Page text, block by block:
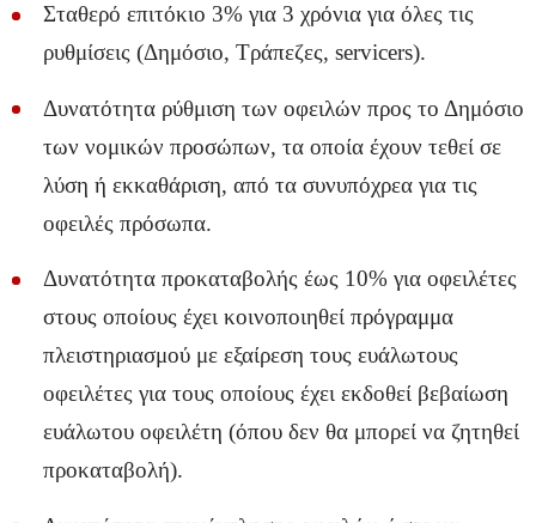
Σταθερό επιτόκιο 3% για 3 χρόνια για όλες τις
ρυθμίσεις (Δημόσιο, Τράπεζες, servicers).
Δυνατότητα ρύθμιση των οφειλών προς το Δημόσιο
των νομικών προσώπων, τα οποία έχουν τεθεί σε
λύση ή εκκαθάριση, από τα συνυπόχρεα για τις
οφειλές πρόσωπα.
Δυνατότητα προκαταβολής έως 10% για οφειλέτες
στους οποίους έχει κοινοποιηθεί πρόγραμμα
πλειστηριασμού με εξαίρεση τους ευάλωτους
οφειλέτες για τους οποίους έχει εκδοθεί βεβαίωση
ευάλωτου οφειλέτη (όπου δεν θα μπορεί να ζητηθεί
προκαταβολή).